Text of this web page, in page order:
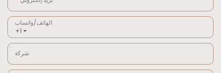
+1
الهاتف/واتساب
شركة